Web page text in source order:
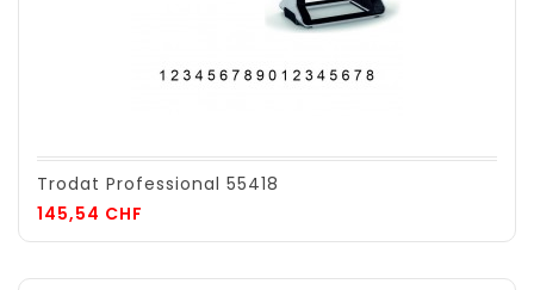
Trodat Professional 55418
145,54 CHF